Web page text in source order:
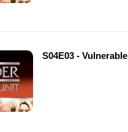
S04E03 - Vulnerable